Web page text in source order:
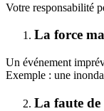
Votre responsabilité
La force
Un événement
Exemple : une
La faute